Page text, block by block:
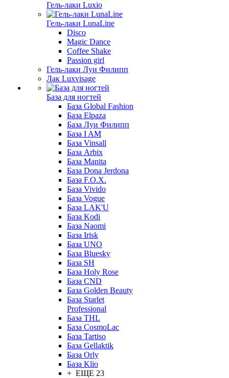
Гель-лаки Luxio
Гель-лаки LunaLine
Disco
Magic Dance
Coffee Shake
Passion girl
Гель-лаки Луи Филипп
Лак Luxvisage
База для ногтей
База Global Fashion
База Elpaza
База Луи Филипп
База I AM
База Vinsall
База Arbix
База Manita
База Dona Jerdona
База F.O.X.
База Vivido
База Vogue
База LAK'U
База Kodi
База Naomi
База Irisk
База UNO
База Bluesky
База SH
База Holy Rose
База CND
База Golden Beauty
База Starlet
Professional
База THL
База CosmoLac
База Tartiso
База Gellaktik
База Orly
База Klio
+ ЕЩЕ 23